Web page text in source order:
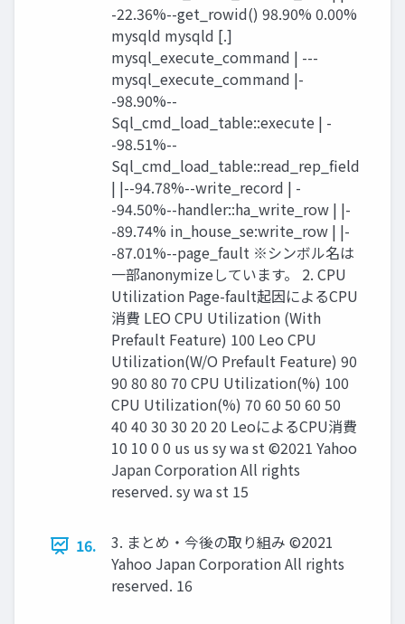
-22.36%--get_rowid() 98.90% 0.00%
mysqld mysqld [.]
mysql_execute_command | ---
mysql_execute_command |-
-98.90%--
Sql_cmd_load_table::execute | -
-98.51%--
Sql_cmd_load_table::read_rep_field
| |--94.78%--write_record | -
-94.50%--handler::ha_write_row | |-
-89.74% in_house_se:write_row | |-
-87.01%--page_fault ※シンボル名は
一部anonymizeしています。 2. CPU
Utilization Page-fault起因によるCPU
消費 LEO CPU Utilization (With
Prefault Feature) 100 Leo CPU
Utilization(W/O Prefault Feature) 90
90 80 80 70 CPU Utilization(%) 100
CPU Utilization(%) 70 60 50 60 50
40 40 30 30 20 20 LeoによるCPU消費
10 10 0 0 us us sy wa st ©2021 Yahoo
Japan Corporation All rights
reserved. sy wa st 15
16.
3. まとめ・今後の取り組み ©2021
Yahoo Japan Corporation All rights
reserved. 16